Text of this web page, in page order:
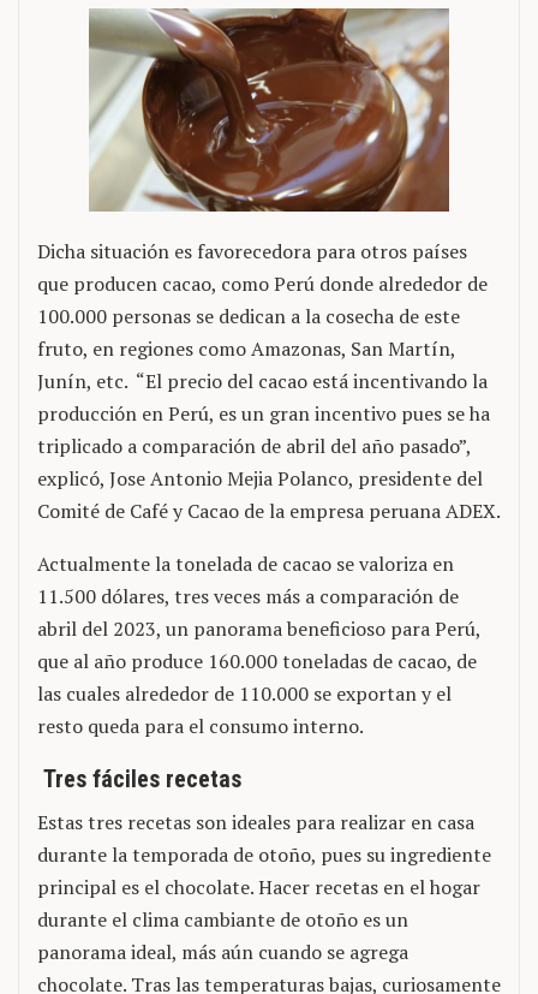
Dicha situación es favorecedora para otros países
que producen cacao, como Perú donde alrededor de
100.000 personas se dedican a la cosecha de este
fruto, en regiones como Amazonas, San Martín,
Junín, etc. “El precio del cacao está incentivando la
producción en Perú, es un gran incentivo pues se ha
triplicado a comparación de abril del año pasado”,
explicó, Jose Antonio Mejia Polanco, presidente del
Comité de Café y Cacao de la empresa peruana ADEX.
Actualmente la tonelada de cacao se valoriza en
11.500 dólares, tres veces más a comparación de
abril del 2023, un panorama beneficioso para Perú,
que al año produce 160.000 toneladas de cacao, de
las cuales alrededor de 110.000 se exportan y el
resto queda para el consumo interno.
Tres fáciles recetas
Estas tres recetas son ideales para realizar en casa
durante la temporada de otoño, pues su ingrediente
principal es el chocolate. Hacer recetas en el hogar
durante el clima cambiante de otoño es un
panorama ideal, más aún cuando se agrega
chocolate. Tras las temperaturas bajas, curiosamente